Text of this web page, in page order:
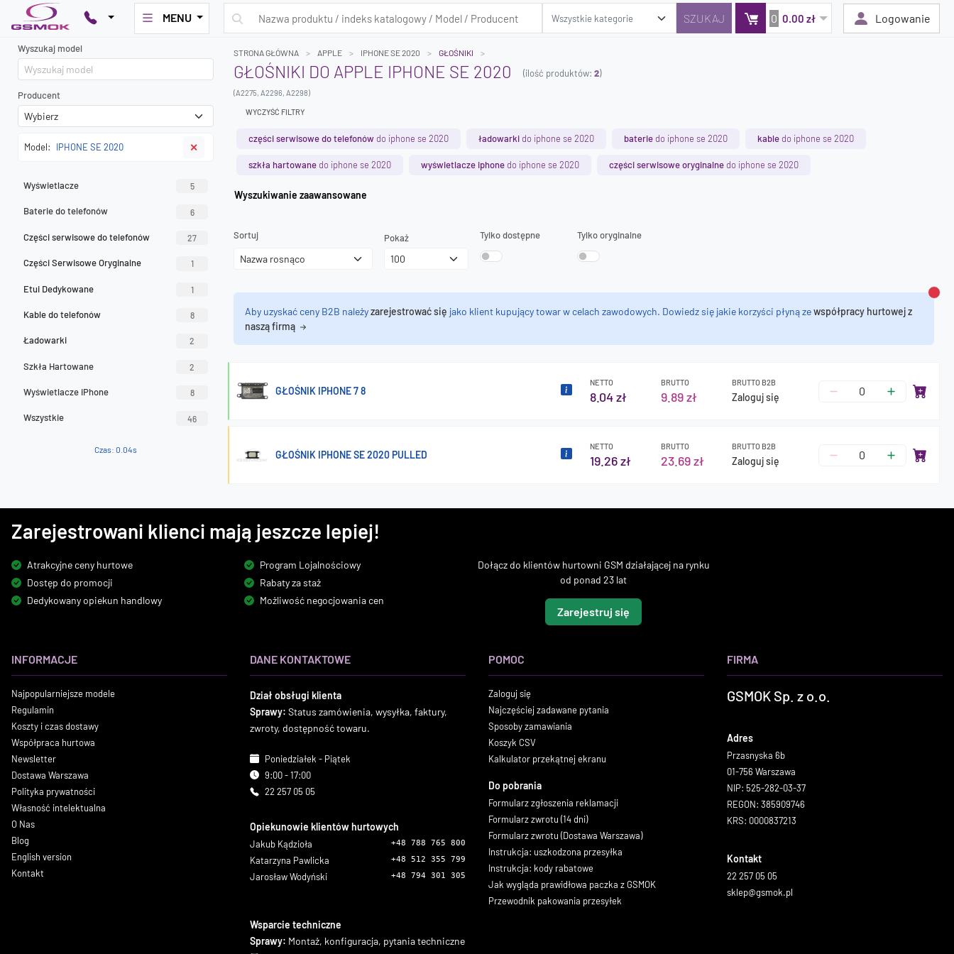
MENU 0 0.00 zł Logowanie
Wyszukaj model
Producent
Model: IPHONE SE 2020 ✕
Wyświetlacze 5
Baterie do telefonów 6
Części serwisowe do telefonów 27
Części Serwisowe Oryginalne 1
Etui Dedykowane 1
Kable do telefonów 8
Ładowarki 2
Szkła Hartowane 2
Wyświetlacze iPhone 8
Wszystkie 46
Czas: 0.04s
STRONA GŁÓWNA APPLE IPHONE SE 2020 GŁOŚNIKI
GŁOŚNIKI DO APPLE IPHONE SE 2020 (ilość produktów: 2)
(A2275, A2296, A2298)
WYCZYŚĆ FILTRY
części serwisowe do telefonów do iphone se 2020 ładowarki do iphone se 2020 baterie do iphone se 2020 kable do iphone se 2020
szkła hartowane do iphone se 2020 wyświetlacze iphone do iphone se 2020 części serwisowe oryginalne do iphone se 2020
Wyszukiwanie zaawansowane
Sortuj Pokaż Tylko dostępne Tylko oryginalne
Aby uzyskać ceny B2B należyzarejestrować się jako klient kupujący towar w celach zawodowych. Dowiedz się jakie korzyści płyną zewspółpracy hurtowej z
naszą firmą
GŁOŚNIK IPHONE 7 8
NETTO
8.04 zł
BRUTTO
9.89 zł
BRUTTO B2B
Zaloguj się
GŁOŚNIK IPHONE SE 2020 PULLED
NETTO
19.26 zł
BRUTTO
23.69 zł
BRUTTO B2B
Zaloguj się
Zarejestrowani klienci mają jeszcze lepiej!
Atrakcyjne ceny hurtowe
Dostęp do promocji
Dedykowany opiekun handlowy
Program Lojalnościowy
Rabaty za staż
Możliwość negocjowania cen
Dołącz do klientów hurtowni GSM działającej na rynku
od ponad 23 lat
Zarejestruj się
INFORMACJE
Najpopularniejsze modele
Regulamin
Koszty i czas dostawy
Współpraca hurtowa
Newsletter
Dostawa Warszawa
Polityka prywatności
Własność intelektualna
O Nas
Blog
English version
Kontakt
DANE KONTAKTOWE
Dział obsługi klienta
Sprawy: Status zamówienia, wysyłka, faktury,
zwroty, dostępność towaru.
Poniedziałek - Piątek
9:00 - 17:00
22 257 05 05
Opiekunowie klientów hurtowych
Jakub Kądzioła +48 788 765 800
Katarzyna Pawlicka +48 512 355 799
Jarosław Wodyński +48 794 301 305
Wsparcie techniczne
Sprawy: Montaż, konfiguracja, pytania techniczne
POMOC
Zaloguj się
Najczęściej zadawane pytania
Sposoby zamawiania
Koszyk CSV
Kalkulator przekątnej ekranu
Do pobrania
Formularz zgłoszenia reklamacji
Formularz zwrotu (14 dni)
Formularz zwrotu (Dostawa Warszawa)
Instrukcja: uszkodzona przesyłka
Instrukcja: kody rabatowe
Jak wygląda prawidłowa paczka z GSMOK
Przewodnik pakowania przesyłek
FIRMA
GSMOK Sp. z o.o.
Adres
Przasnyska 6b
01-756 Warszawa
NIP: 525-282-03-37
REGON: 385909746
KRS: 0000837213
Kontakt
22 257 05 05
sklep@gsmok.pl